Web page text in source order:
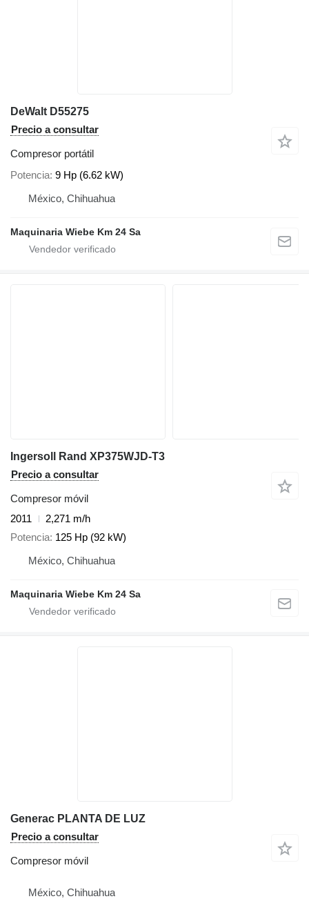
DeWalt D55275
Precio a consultar
Compresor portátil
Potencia 9 Hp (6.62 kW)
México, Chihuahua
Maquinaria Wiebe Km 24 Sa
Ingersoll Rand XP375WJD-T3
Precio a consultar
Compresor móvil
2011
2,271 m/h
Potencia 125 Hp (92 kW)
México, Chihuahua
Maquinaria Wiebe Km 24 Sa
Generac PLANTA DE LUZ
Precio a consultar
Compresor móvil
México, Chihuahua